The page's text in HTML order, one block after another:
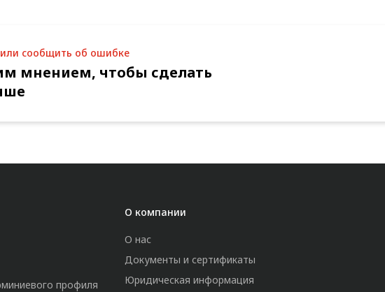
сообщить об ошибке
мнением, чтобы сделать
профиля
О компании
О нас
Документы и сертификаты
Юридическая информация